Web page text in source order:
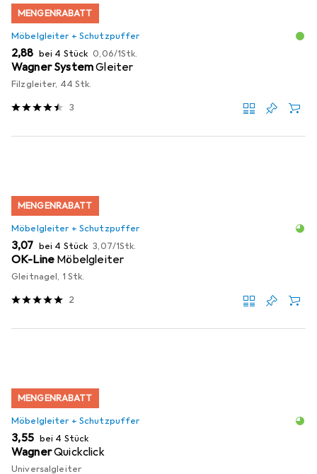
MENGENRABATT
Möbelgleiter + Schutzpuffer
EUR
2,88 bei 4 Stück EUR
0,06/1Stk.
Wagner SystemGleiter
Filzgleiter, 44 Stk.
3
MENGENRABATT
Möbelgleiter + Schutzpuffer
EUR
3,07 bei 4 Stück EUR
3,07/1Stk.
OK-Line Möbelgleiter
Gleitnagel, 1 Stk.
2
MENGENRABATT
Möbelgleiter + Schutzpuffer
EUR
3,55 bei 4 Stück
WagnerQuickclick
Universalgleiter